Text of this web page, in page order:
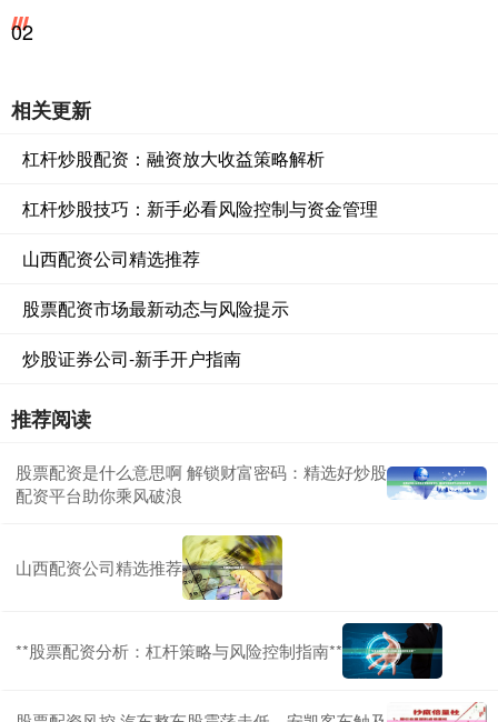
02
相关更新
杠杆炒股配资：融资放大收益策略解析
杠杆炒股技巧：新手必看风险控制与资金管理
山西配资公司精选推荐
股票配资市场最新动态与风险提示
炒股证券公司-新手开户指南
推荐阅读
股票配资是什么意思啊 解锁财富密码：精选好炒股
配资平台助你乘风破浪
山西配资公司精选推荐
**股票配资分析：杠杆策略与风险控制指南**